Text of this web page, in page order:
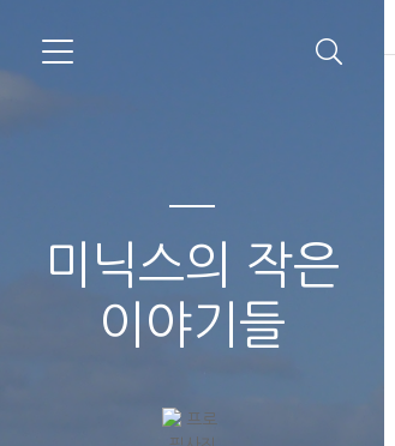
미닉스의 작은
이야기들